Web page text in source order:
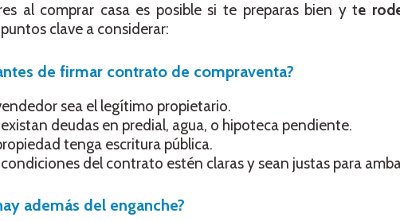
al comprar casa es posible si te preparas bien y te
clave a considerar:
de firmar contrato de compraventa?
sea el legítimo propietario.
deudas en predial, agua, o hipoteca pendiente.
tenga escritura pública.
del contrato estén claras y sean justas para
además del enganche?